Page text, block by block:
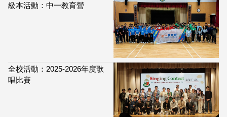
級本活動：中一教育營
全校活動：2025-2026年度歌
唱比賽